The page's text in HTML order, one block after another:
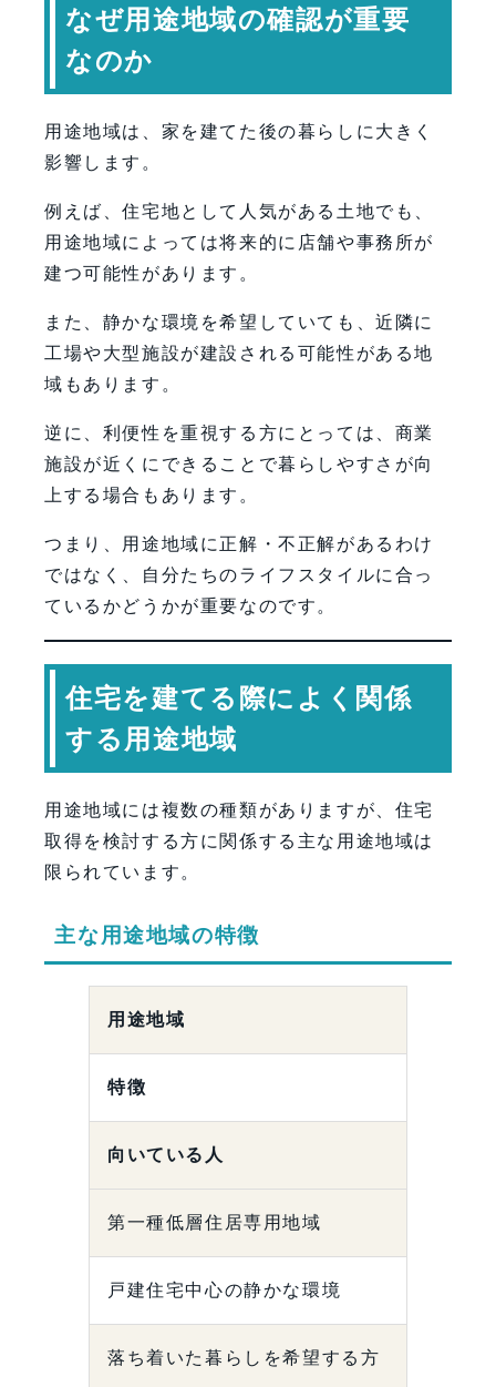
なぜ用途地域の確認が重要
なのか
用途地域は、家を建てた後の暮らしに大きく
影響します。
例えば、住宅地として人気がある土地でも、
用途地域によっては将来的に店舗や事務所が
建つ可能性があります。
また、静かな環境を希望していても、近隣に
工場や大型施設が建設される可能性がある地
域もあります。
逆に、利便性を重視する方にとっては、商業
施設が近くにできることで暮らしやすさが向
上する場合もあります。
つまり、用途地域に正解・不正解があるわけ
ではなく、自分たちのライフスタイルに合っ
ているかどうかが重要なのです。
住宅を建てる際によく関係
する用途地域
用途地域には複数の種類がありますが、住宅
取得を検討する方に関係する主な用途地域は
限られています。
主な用途地域の特徴
用途地域
特徴
向いている人
第一種低層住居専用地域
戸建住宅中心の静かな環境
落ち着いた暮らしを希望する方